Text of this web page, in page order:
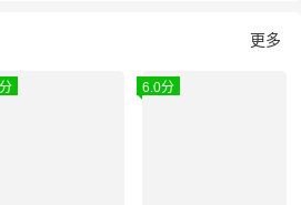
更多
6.0分